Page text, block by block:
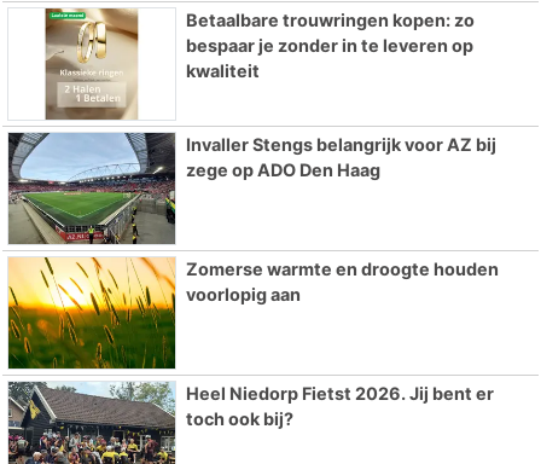
Betaalbare trouwringen kopen: zo
bespaar je zonder in te leveren op
kwaliteit
Invaller Stengs belangrijk voor AZ bij
zege op ADO Den Haag
Zomerse warmte en droogte houden
voorlopig aan
Heel Niedorp Fietst 2026. Jij bent er
toch ook bij?